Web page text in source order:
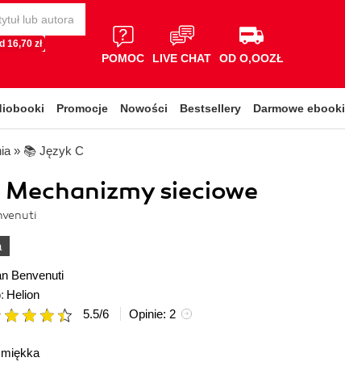
16,70 zł
POMOC LIVE CHAT OD O,OOZŁ
Promocje Nowości Bestsellery Darmowe ebooki
» 📚 Język C
sieciowe
Benvenuti
Helion
5.5/6 Opinie: 2